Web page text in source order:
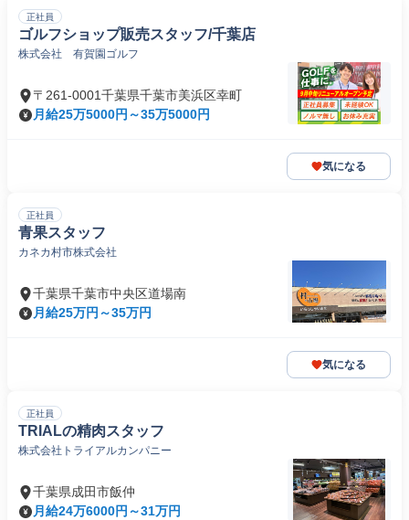
正社員
ゴルフショップ販売スタッフ/千葉店
株式会社 有賀園ゴルフ
〒261-0001千葉県千葉市美浜区幸町
月給25万5000円～35万5000円
気になる
正社員
青果スタッフ
カネカ村市株式会社
千葉県千葉市中央区道場南
月給25万円～35万円
気になる
正社員
TRIALの精肉スタッフ
株式会社トライアルカンパニー
千葉県成田市飯仲
月給24万6000円～31万円